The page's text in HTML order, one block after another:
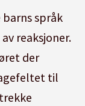
språk
reaksjoner.
der
til